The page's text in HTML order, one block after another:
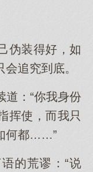
伪装得好，如
追究到底。
道：“你我身份
挥使，而我只
何都……”
的荒谬：“说